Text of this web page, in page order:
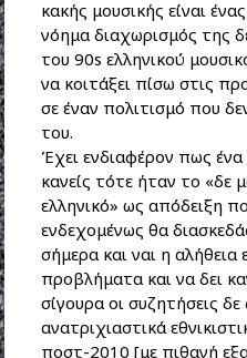
κακής μουσικής είναι
νόημα διαχωρισμός της
του 90s ελληνικού
να κοιτάξει πίσω στις
σε έναν πολιτισμό που
του.
Έχει ενδιαφέρον πως
κανείς τότε ήταν το «δε
ελληνικό» ως απόδειξη
ενδεχομένως θα
σήμερα και ναι η αλήθεια
προβλήματα και να δει
σίγουρα οι συζητήσεις
ανατριχιαστικά
ποστ-2010 [με πιθανή